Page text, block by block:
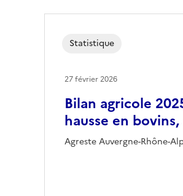
Bilan agricole
hausse en
Agreste Auvergne-Rhône-
Statistique
27 février 2026